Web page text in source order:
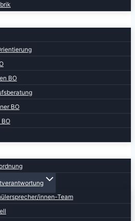
BO
BO
innen-Team